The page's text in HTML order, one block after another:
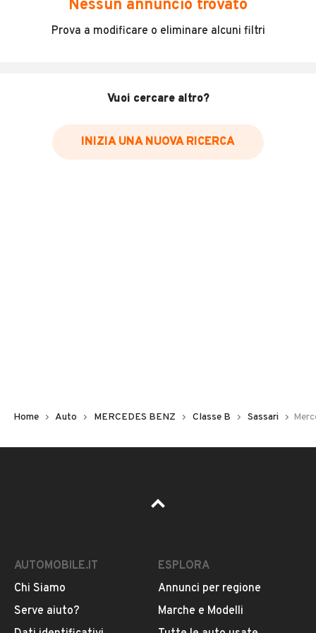
Incidenti in cui è stato coinvolto il veicolo
Data e luogo delle revisioni effettuate
Inserisci il numero di targa per verificare la disponibilità
Pubblicità
Nessun annuncio trovato
Prova a modificare o eliminare alcuni filtri
Vuoi cercare altro?
INIZIA UNA NUOVA RICERCA
Home Auto MERCEDES BENZ Classe B Sassari
AUTOMOBILE.IT
Chi Siamo
Serve aiuto?
ESPLORA
Annunci per regione
Marche e Modelli